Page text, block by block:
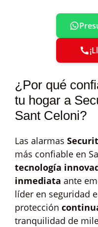
¿Por qué
tu hogar a
Sant Celoni?
Las alarmas
más confiable en
tecnología
inmediata ante
líder en seguridad
protección
tranquilidad de